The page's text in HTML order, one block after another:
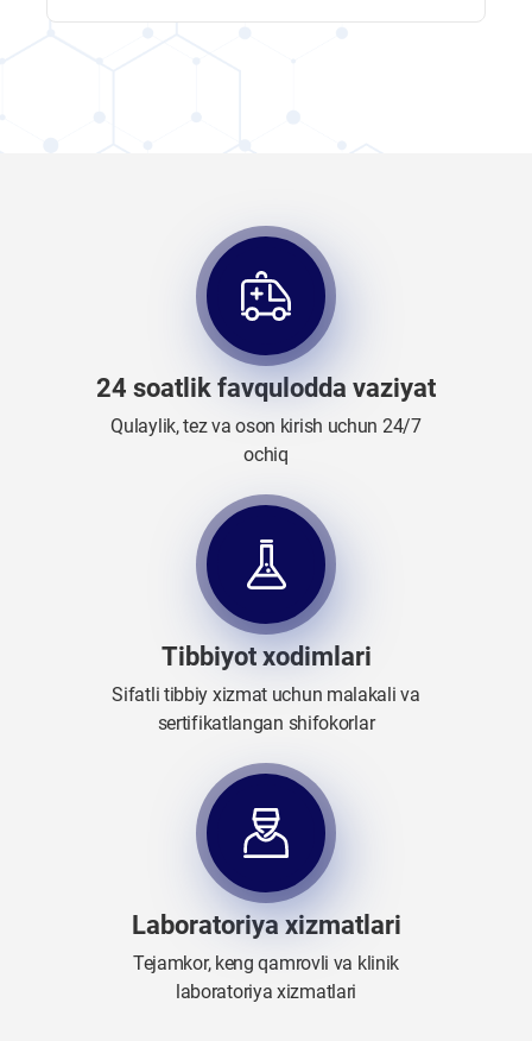
24 soatlik favqulodda vaziyat
Qulaylik, tez va oson kirish uchun 24/7
ochiq
Tibbiyot xodimlari
Sifatli tibbiy xizmat uchun malakali va
sertifikatlangan shifokorlar
Laboratoriya xizmatlari
Tejamkor, keng qamrovli va klinik
laboratoriya xizmatlari